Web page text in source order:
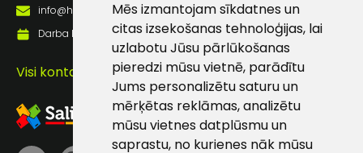
Mēs izmantojam sīkdatnes un
citas izsekošanas tehnoloģijas, lai
uzlabotu Jūsu pārlūkošanas
pieredzi mūsu vietnē, parādītu
Jums personalizētu saturu un
mērķētas reklāmas, analizētu
mūsu vietnes datplūsmu un
saprastu, no kurienes nāk mūsu
info@hards.lv
Darba laiks: Darbadienās: 8:00 - 17:00
Visi kontakti